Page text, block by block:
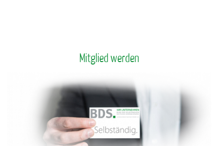
Mitglied werden